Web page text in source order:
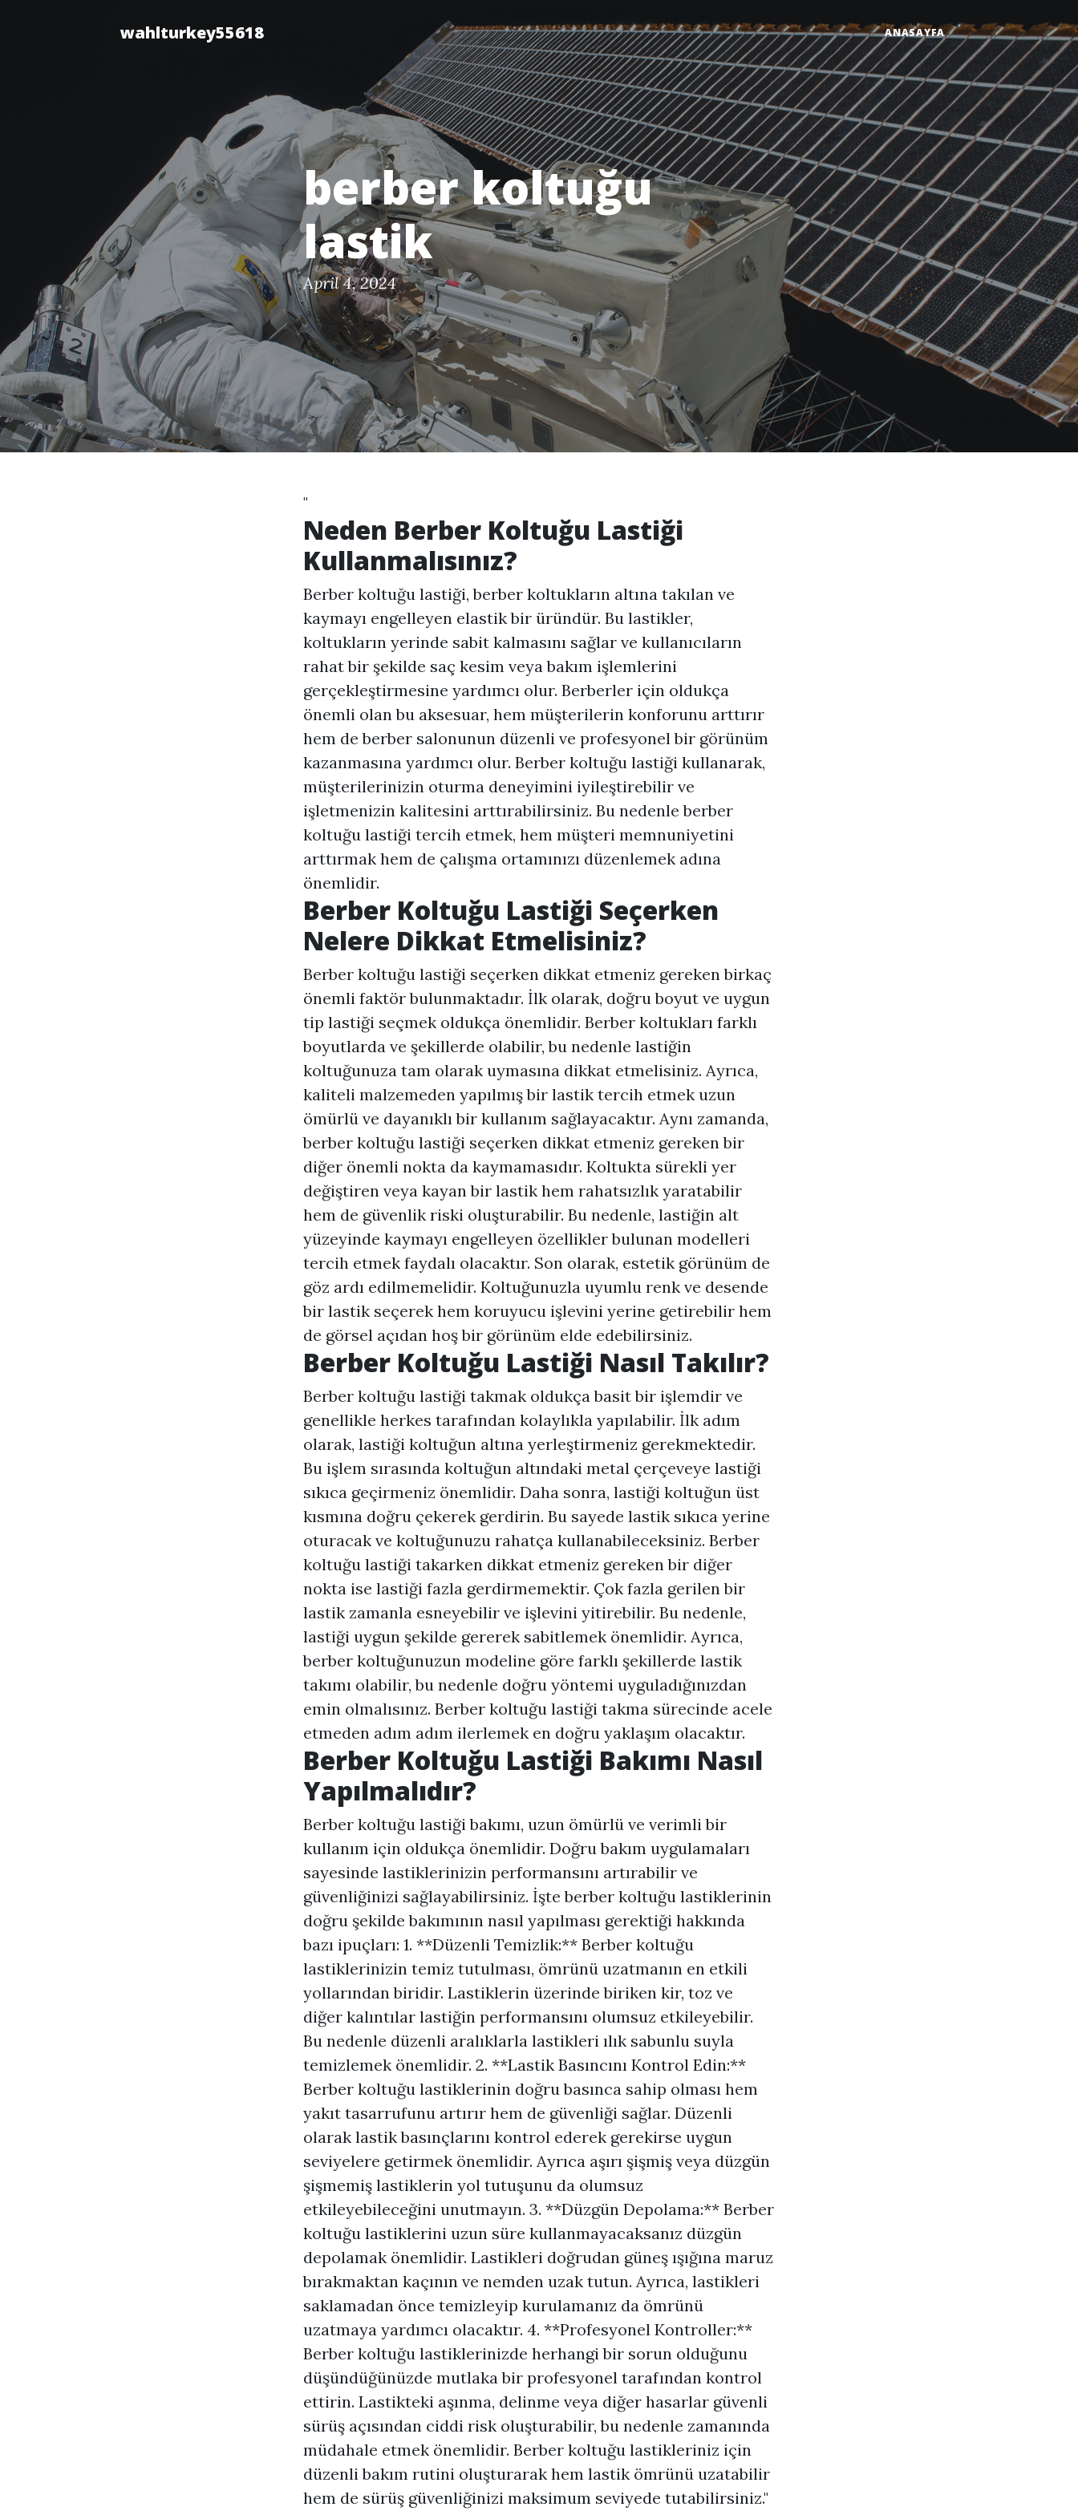
wahlturkey55618 ANASAYFA
berber koltuğu
lastik
April 4, 2024
"
Neden Berber Koltuğu Lastiği
Kullanmalısınız?
Berber koltuğu lastiği, berber koltukların altına takılan ve
kaymayı engelleyen elastik bir üründür. Bu lastikler,
koltukların yerinde sabit kalmasını sağlar ve kullanıcıların
rahat bir şekilde saç kesim veya bakım işlemlerini
gerçekleştirmesine yardımcı olur. Berberler için oldukça
önemli olan bu aksesuar, hem müşterilerin konforunu arttırır
hem de berber salonunun düzenli ve profesyonel bir görünüm
kazanmasına yardımcı olur. Berber koltuğu lastiği kullanarak,
müşterilerinizin oturma deneyimini iyileştirebilir ve
işletmenizin kalitesini arttırabilirsiniz. Bu nedenle berber
koltuğu lastiği tercih etmek, hem müşteri memnuniyetini
arttırmak hem de çalışma ortamınızı düzenlemek adına
önemlidir.
Berber Koltuğu Lastiği Seçerken
Nelere Dikkat Etmelisiniz?
Berber koltuğu lastiği seçerken dikkat etmeniz gereken birkaç
önemli faktör bulunmaktadır. İlk olarak, doğru boyut ve uygun
tip lastiği seçmek oldukça önemlidir. Berber koltukları farklı
boyutlarda ve şekillerde olabilir, bu nedenle lastiğin
koltuğunuza tam olarak uymasına dikkat etmelisiniz. Ayrıca,
kaliteli malzemeden yapılmış bir lastik tercih etmek uzun
ömürlü ve dayanıklı bir kullanım sağlayacaktır. Aynı zamanda,
berber koltuğu lastiği seçerken dikkat etmeniz gereken bir
diğer önemli nokta da kaymamasıdır. Koltukta sürekli yer
değiştiren veya kayan bir lastik hem rahatsızlık yaratabilir
hem de güvenlik riski oluşturabilir. Bu nedenle, lastiğin alt
yüzeyinde kaymayı engelleyen özellikler bulunan modelleri
tercih etmek faydalı olacaktır. Son olarak, estetik görünüm de
göz ardı edilmemelidir. Koltuğunuzla uyumlu renk ve desende
bir lastik seçerek hem koruyucu işlevini yerine getirebilir hem
de görsel açıdan hoş bir görünüm elde edebilirsiniz.
Berber Koltuğu Lastiği Nasıl Takılır?
Berber koltuğu lastiği takmak oldukça basit bir işlemdir ve
genellikle herkes tarafından kolaylıkla yapılabilir. İlk adım
olarak, lastiği koltuğun altına yerleştirmeniz gerekmektedir.
Bu işlem sırasında koltuğun altındaki metal çerçeveye lastiği
sıkıca geçirmeniz önemlidir. Daha sonra, lastiği koltuğun üst
kısmına doğru çekerek gerdirin. Bu sayede lastik sıkıca yerine
oturacak ve koltuğunuzu rahatça kullanabileceksiniz. Berber
koltuğu lastiği takarken dikkat etmeniz gereken bir diğer
nokta ise lastiği fazla gerdirmemektir. Çok fazla gerilen bir
lastik zamanla esneyebilir ve işlevini yitirebilir. Bu nedenle,
lastiği uygun şekilde gererek sabitlemek önemlidir. Ayrıca,
berber koltuğunuzun modeline göre farklı şekillerde lastik
takımı olabilir, bu nedenle doğru yöntemi uyguladığınızdan
emin olmalısınız. Berber koltuğu lastiği takma sürecinde acele
etmeden adım adım ilerlemek en doğru yaklaşım olacaktır.
Berber Koltuğu Lastiği Bakımı Nasıl
Yapılmalıdır?
Berber koltuğu lastiği bakımı, uzun ömürlü ve verimli bir
kullanım için oldukça önemlidir. Doğru bakım uygulamaları
sayesinde lastiklerinizin performansını artırabilir ve
güvenliğinizi sağlayabilirsiniz. İşte berber koltuğu lastiklerinin
doğru şekilde bakımının nasıl yapılması gerektiği hakkında
bazı ipuçları: 1. **Düzenli Temizlik:** Berber koltuğu
lastiklerinizin temiz tutulması, ömrünü uzatmanın en etkili
yollarından biridir. Lastiklerin üzerinde biriken kir, toz ve
diğer kalıntılar lastiğin performansını olumsuz etkileyebilir.
Bu nedenle düzenli aralıklarla lastikleri ılık sabunlu suyla
temizlemek önemlidir. 2. **Lastik Basıncını Kontrol Edin:**
Berber koltuğu lastiklerinin doğru basınca sahip olması hem
yakıt tasarrufunu artırır hem de güvenliği sağlar. Düzenli
olarak lastik basınçlarını kontrol ederek gerekirse uygun
seviyelere getirmek önemlidir. Ayrıca aşırı şişmiş veya düzgün
şişmemiş lastiklerin yol tutuşunu da olumsuz
etkileyebileceğini unutmayın. 3. **Düzgün Depolama:** Berber
koltuğu lastiklerini uzun süre kullanmayacaksanız düzgün
depolamak önemlidir. Lastikleri doğrudan güneş ışığına maruz
bırakmaktan kaçının ve nemden uzak tutun. Ayrıca, lastikleri
saklamadan önce temizleyip kurulamanız da ömrünü
uzatmaya yardımcı olacaktır. 4. **Profesyonel Kontroller:**
Berber koltuğu lastiklerinizde herhangi bir sorun olduğunu
düşündüğünüzde mutlaka bir profesyonel tarafından kontrol
ettirin. Lastikteki aşınma, delinme veya diğer hasarlar güvenli
sürüş açısından ciddi risk oluşturabilir, bu nedenle zamanında
müdahale etmek önemlidir. Berber koltuğu lastikleriniz için
düzenli bakım rutini oluşturarak hem lastik ömrünü uzatabilir
hem de sürüş güvenliğinizi maksimum seviyede tutabilirsiniz."